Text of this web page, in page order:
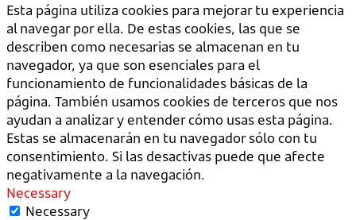
Esta página utiliza cookies para mejorar tu experiencia
al navegar por ella. De estas cookies, las que se
describen como necesarias se almacenan en tu
navegador, ya que son esenciales para el
funcionamiento de funcionalidades básicas de la
página. También usamos cookies de terceros que nos
ayudan a analizar y entender cómo usas esta página.
Estas se almacenarán en tu navegador sólo con tu
consentimiento. Si las desactivas puede que afecte
negativamente a la navegación.
Necessary
Necessary